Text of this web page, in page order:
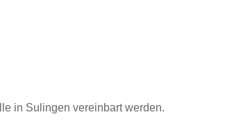
in Sulingen vereinbart werden.